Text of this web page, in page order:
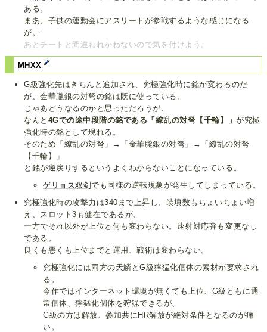
ある。
まあ、子供の運動会にアスリートが参戦するような感じになる
が。
あとチートと間違われかねないので気を付けよう。
MHXX
G級強化先はきちんと追加され、究極強化時に銘が変わるのだ
が、金華朧銀の対弩の銘は既に使っている。
じゃあどうなるのかと思っただろうが、
なんと 4Gでの途中段階の銘である「繚乱の対弩【千輪】」が究極
強化時の銘として現れる。
そのため「繚乱の対弩」→「金華朧銀の対弩」→「繚乱の対弩
【千輪】」
と銘が逆戻りするというよくわからないことになっている。
ゲリョス双剣でも同様の逆転現象が発生してしまっている。
究極強化時の攻撃力は340まで上昇し、装填数もちょいちょい増
え、スロット3も健在であるが、
一方でそれ以外が上位と何も変わらない。速射対応弾も変更なし
である。
良くも悪くも上位までと運用、戦術は変わらない。
究極強化には両方の天鱗とG級獰猛化個体の素材が要求され
る。
今作ではインターネット環境が無くても上位、G級ともに通
常個体、獰猛化個体を狩猟できるが、
G級の方は解放、参加共にHR解放が絶対条件となるのが痛
い。